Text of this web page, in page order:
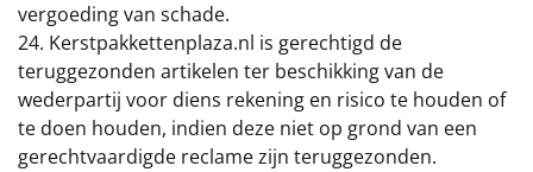
vergoeding van schade.
24. Kerstpakkettenplaza.nl is gerechtigd de
teruggezonden artikelen ter beschikking van de
wederpartij voor diens rekening en risico te houden of
te doen houden, indien deze niet op grond van een
gerechtvaardigde reclame zijn teruggezonden.